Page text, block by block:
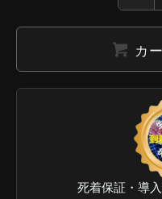
カ
死着保証・導